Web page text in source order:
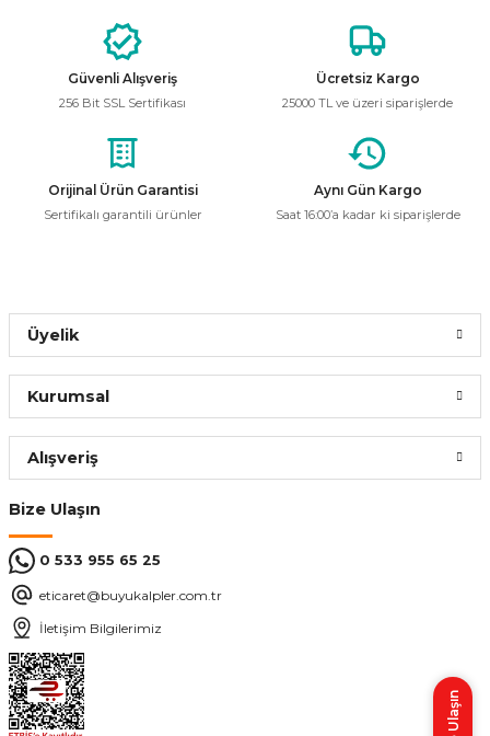
Güvenli Alışveriş
256 Bit SSL Sertifikası
Ücretsiz Kargo
25000 TL ve üzeri siparişlerde
Orijinal Ürün Garantisi
Sertifikalı garantili ürünler
Aynı Gün Kargo
Saat 16:00’a kadar ki siparişlerde
Bize Ulaşın
0 533 955 65 25
eticaret@buyukalpler.com.tr
İletişim Bilgilerimiz
Üyelik
Kurumsal
Alışveriş